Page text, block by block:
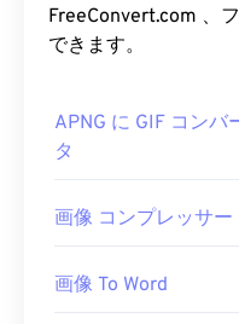
FreeConvert.com 、
できます。
APNG に GIF コンバ
タ
画像 コンプレッサー
画像 To Word